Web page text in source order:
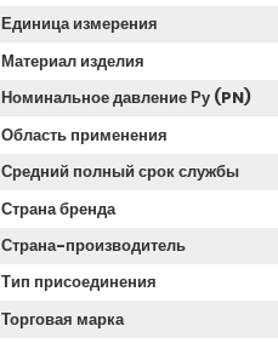
Единица измерения
Материал изделия
Номинальное давление Ру (PN)
Область применения
Средний полный срок службы
Страна бренда
Страна-производитель
Тип присоединения
Торговая марка